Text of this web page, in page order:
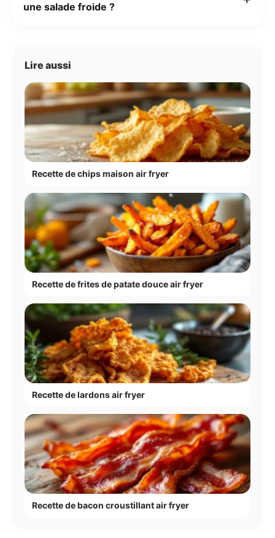
une salade froide ?
Lire aussi
Recette de chips maison air fryer
Recette de frites de patate douce air fryer
Recette de lardons air fryer
Recette de bacon croustillant air fryer